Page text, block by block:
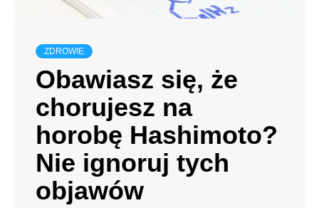
ZDROWIE
Obawiasz się, że
chorujesz na
horobę Hashimoto?
Nie ignoruj tych
objawów